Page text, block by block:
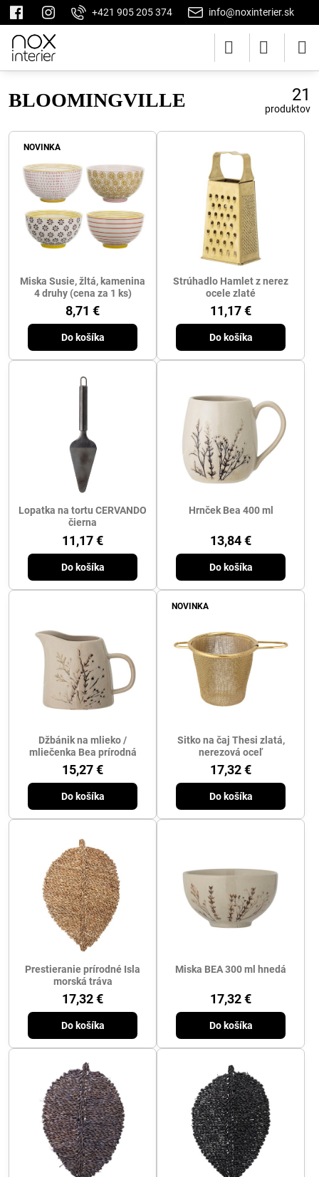
+421 905 205 374 info@noxinterier.sk
BLOOMINGVILLE 21
produktov
NOVINKA
Miska Susie, žltá, kamenina
4 druhy (cena za 1 ks)
8,71 €
Do košíka
Strúhadlo Hamlet z nerez
ocele zlaté
11,17 €
Do košíka
Lopatka na tortu CERVANDO
čierna
11,17 €
Do košíka
Hrnček Bea 400 ml
13,84 €
Do košíka
Džbánik na mlieko /
mliečenka Bea prírodná
15,27 €
Do košíka
NOVINKA
Sitko na čaj Thesi zlatá,
nerezová oceľ
17,32 €
Do košíka
Prestieranie prírodné Isla
morská tráva
17,32 €
Do košíka
Miska BEA 300 ml hnedá
17,32 €
Do košíka